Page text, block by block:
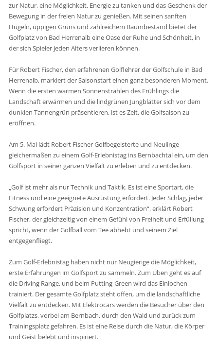
zur Natur, eine Möglichkeit, Energie zu tanken und das Geschenk der
Bewegung in der freien Natur zu genießen. Mit seinen sanften
Hügeln, üppigen Grüns und zahlreichem Baumbestand bietet der
Golfplatz von Bad Herrenalb eine Oase der Ruhe und Schönheit, in
der sich Spieler jeden Alters verlieren können.
Für Robert Fischer, den erfahrenen Golflehrer der Golfschule in Bad
Herrenalb, markiert der Saisonstart einen ganz besonderen Moment.
Wenn die ersten warmen Sonnenstrahlen des Frühlings die
Landschaft erwärmen und die lindgrünen Jungblätter sich vor dem
dunklen Tannengrün präsentieren, ist es Zeit, die Golfsaison zu
eröffnen.
Am 5. Mai lädt Robert Fischer Golfbegeisterte und Neulinge
gleichermaßen zu einem Golf-Erlebnistag ins Bernbachtal ein, um den
Golfsport in seiner ganzen Vielfalt zu erleben und zu entdecken.
„Golf ist mehr als nur Technik und Taktik. Es ist eine Sportart, die
Fitness und eine geeignete Ausrüstung erfordert. Jeder Schlag, jeder
Schwung erfordert Präzision und Konzentration“, erklärt Robert
Fischer, der gleichzeitig von einem Gefühl von Freiheit und Erfüllung
spricht, wenn der Golfball vom Tee abhebt und seinem Ziel
entgegenfliegt.
Zum Golf-Erlebnistag haben nicht nur Neugierige die Möglichkeit,
erste Erfahrungen im Golfsport zu sammeln. Zum Üben geht es auf
die Driving Range, und beim Putting-Green wird das Einlochen
trainiert. Der gesamte Golfplatz steht offen, um die landschaftliche
Vielfalt zu entdecken. Mit Elektrocars werden die Besucher über den
Golfplatzs, vorbei am Bernbach, durch den Wald und zurück zum
Trainingsplatz gefahren. Es ist eine Reise durch die Natur, die Körper
und Geist belebt und inspiriert.